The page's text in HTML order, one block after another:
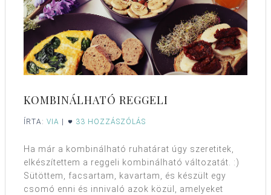
KOMBINÁLHATÓ REGGELI
ÍRTA: VIA 33 HOZZÁSZÓLÁS
Ha már a kombinálható ruhatárat úgy szeretitek,
elkészítettem a reggeli kombinálható változatát. :)
Sütöttem, facsartam, kavartam, és készült egy
csomó enni és innivaló azok közül, amelyeket